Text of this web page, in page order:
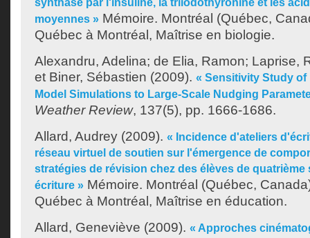
synthase par l'insuline, la triiodothyronine et les
moyennes » Mémoire. Montréal (Québec,
Québec à Montréal, Maîtrise en biologie.
Alexandru, Adelina; de Elia, Ramon; Laprise,
et Biner, Sébastien (2009). « Sensitivity Study of
Model Simulations to Large-Scale Nudging
Weather Review, 137(5), pp. 1666-1686.
Allard, Audrey (2009). « Incidence d'ateliers
réseau virtuel de soutien sur l'émergence de
stratégies de révision chez des élèves de
écriture » Mémoire. Montréal (Québec,
Québec à Montréal, Maîtrise en éducation.
Allard, Geneviève (2009). « Approches